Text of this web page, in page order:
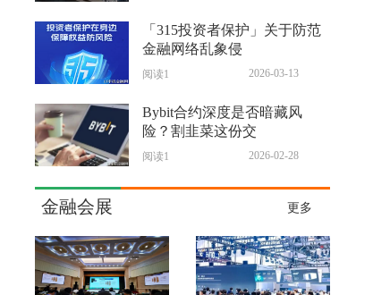
「315投资者保护」关于防范
金融网络乱象侵
阅读1 2026-03-13
Bybit合约深度是否暗藏风
险？割韭菜这份交
阅读1 2026-02-28
金融会展 更多